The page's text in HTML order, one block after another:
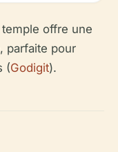
offre une
parfaite pour
(Godigit).